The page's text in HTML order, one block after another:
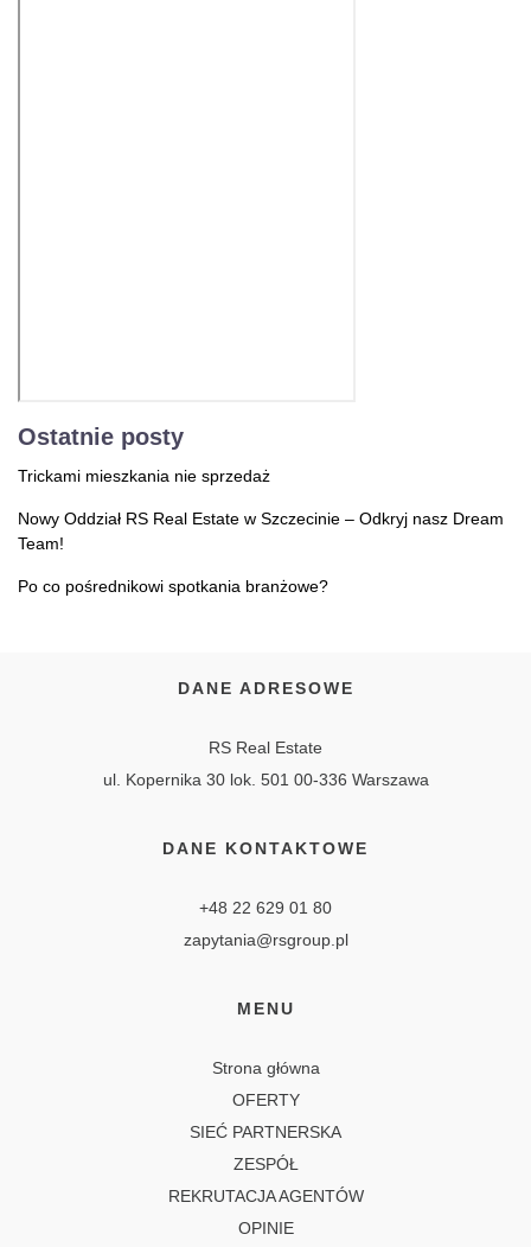
Ostatnie posty
Trickami mieszkania nie sprzedaż
Nowy Oddział RS Real Estate w Szczecinie – Odkryj nasz Dream
Team!
Po co pośrednikowi spotkania branżowe?
DANE ADRESOWE
RS Real Estate
ul. Kopernika 30 lok. 501 00-336 Warszawa
DANE KONTAKTOWE
+48 22 629 01 80
zapytania@rsgroup.pl
MENU
Strona główna
OFERTY
SIEĆ PARTNERSKA
ZESPÓŁ
REKRUTACJA AGENTÓW
OPINIE